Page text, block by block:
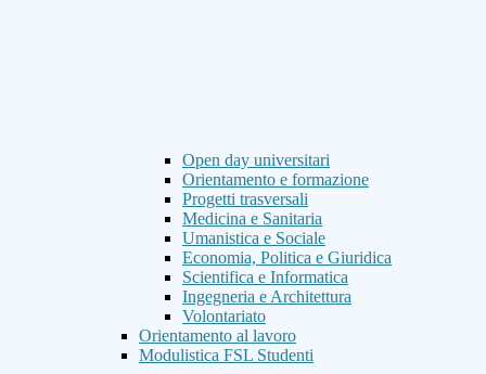
Open day universitari
Orientamento e formazione
Progetti trasversali
Medicina e Sanitaria
Umanistica e Sociale
Economia, Politica e Giuridica
Scientifica e Informatica
Ingegneria e Architettura
Volontariato
Orientamento al lavoro
Modulistica FSL Studenti